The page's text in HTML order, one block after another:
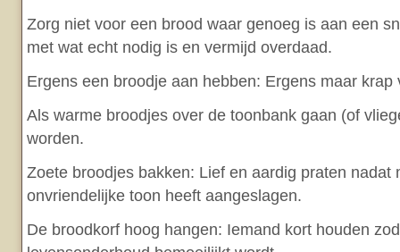
Zorg niet voor een brood waar genoeg is aan een
met wat echt nodig is en vermijd overdaad.
Ergens een broodje aan hebben: Ergens maar krap
Als warme broodjes over de toonbank gaan (of
worden.
Zoete broodjes bakken: Lief en aardig praten nadat
onvriendelijke toon heeft aangeslagen.
De broodkorf hoog hangen: Iemand kort houden